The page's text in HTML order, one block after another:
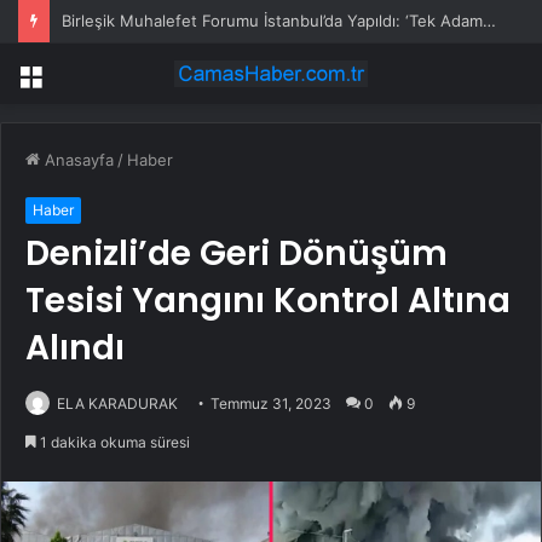
Birleşik Muhalefet Forumu İstanbul’da Yapıldı: ‘Tek Adam Rejimine Karşı Ortak Mücadele Çağrısı’
Menü
Anasayfa / Haber
Haber
Denizli’de Geri Dönüşüm
Tesisi Yangını Kontrol Altına
Alındı
ELA KARADURAK Temmuz 31, 2023 0 9
1 dakika okuma süresi